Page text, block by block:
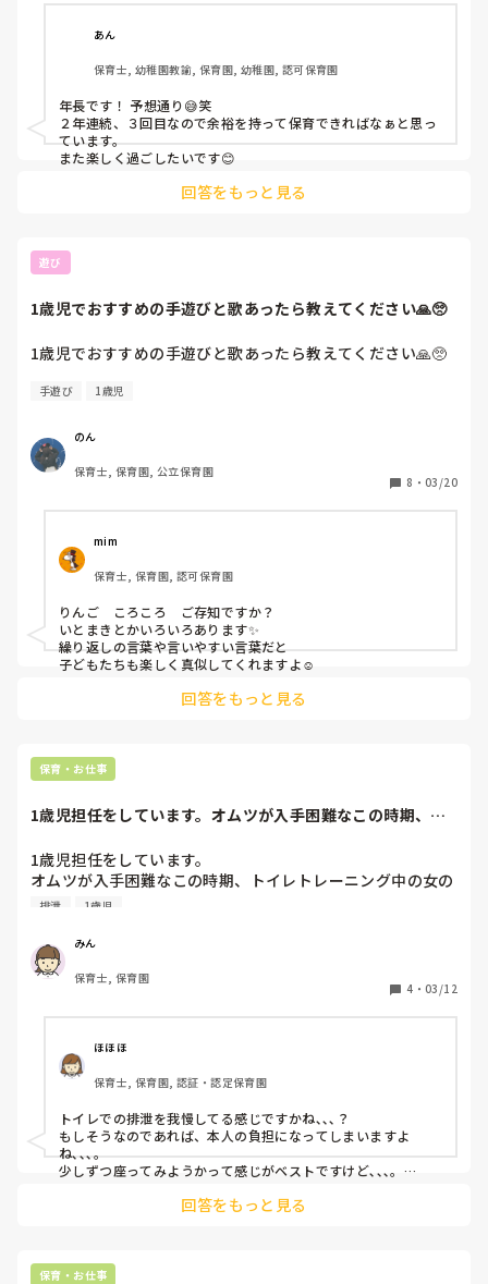
育, 病院内保育, 託児所, 児童施設, 児童養護施設, 児童発達
あん
保育士, 幼稚園教諭, 保育園, 幼稚園, 認可保育園
年長です！ 予想通り😅笑
２年連続、３回目なので余裕を持って保育できればなぁと思っ
ています。
また楽しく過ごしたいです😊
回答をもっと見る
遊び
1歳児でおすすめの手遊びと歌あったら教えてください🙏🥺
1歳児でおすすめの手遊びと歌あったら教えてください🙏🥺
手遊び 1歳児
のん
保育士, 保育園, 公立保育園
8 ・ 03/20
mim
保育士, 保育園, 認可保育園
りんご　ころころ　ご存知ですか？
いとまきとかいろいろあります✨
繰り返しの言葉や言いやすい言葉だと
子どもたちも楽しく真似してくれますよ☺️
回答をもっと見る
保育・お仕事
1歳児担任をしています。オムツが入手困難なこの時期、ト
1歳児担任をしています。
オムツが入手困難なこの時期、トイレトレーニング中の女の
子の保護者の方が
て欲しい！とお話を伺いました。
いざ始めてみましたが、保育園のトイレということもあるの
かなかなかトイレで排泄ができず
起床時にはオムツがパンパンに、、、
膀胱炎など、子供の負担になるかなと思い
保護者の方にはお話しているのですが
お着替えの中にはパンツ
オムツも、ストックが少量、、、、
これを機にって気持ちや、オムツ入手困難だからという気持
ちも分かりますが、、、
反対にこれで子供が変にストレス抱えたりしなければいいな
初めの頃もパンツ大好きでしたがいまじゃパンツ嫌だと言い
排泄 1歳児
みん
保育士, 保育園
4 ・ 03/12
ほほほ
保育士, 保育園, 認証・認定保育園
トイレでの排泄を我慢してる感じですかね､､､？
もしそうなのであれば、本人の負担になってしまいますよ
ね､､､。
少しずつ座ってみようかって感じがベストですけど､､､。
ず本人のペースで進めていった方がいいかと思います！！
回答をもっと見る
保育・お仕事